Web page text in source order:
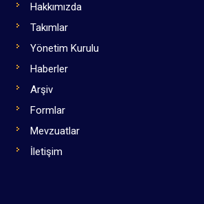
Hakkımızda
Takımlar
Yönetim Kurulu
Haberler
Arşiv
Formlar
Mevzuatlar
İletişim